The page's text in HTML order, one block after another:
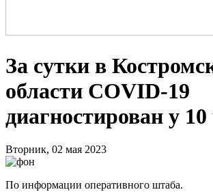
За сутки в
области COVID-19
диагностирован у 10
Вторник, 02 мая 2023
По информации оперативного штаба.